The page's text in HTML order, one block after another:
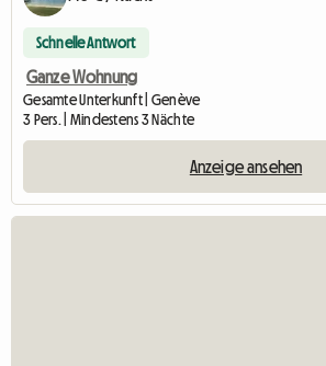
Schnelle Antwort
Ganze Wohnung
Gesamte Unterkunft | Genève
3 Pers. | Mindestens 3 Nächte
Anzeige ansehen